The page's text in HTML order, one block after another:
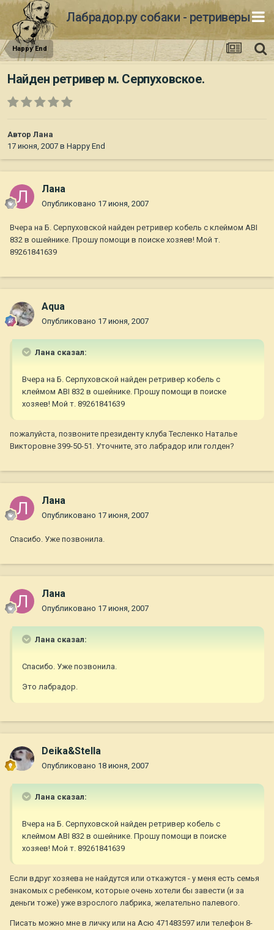
Лабрадор.ру собаки - ретриверы
Happy End
Найден ретривер м. Серпуховское.
Автор Лана
17 июня, 2007 в Happy End
Лана
Опубликовано 17 июня, 2007
Вчера на Б. Серпуховской найден ретривер кобель с клеймом ABI
832 в ошейнике. Прошу помощи в поиске хозяев! Мой т.
89261841639
Aqua
Опубликовано 17 июня, 2007
Лана сказал:
Вчера на Б. Серпуховской найден ретривер кобель с
клеймом ABI 832 в ошейнике. Прошу помощи в поиске
хозяев! Мой т. 89261841639
пожалуйста, позвоните президенту клуба Тесленко Наталье
Викторовне 399-50-51. Уточните, это лабрадор или голден?
Лана
Опубликовано 17 июня, 2007
Спасибо. Уже позвонила.
Лана
Опубликовано 17 июня, 2007
Лана сказал:
Спасибо. Уже позвонила.
Это лабрадор.
Deika&Stella
Опубликовано 18 июня, 2007
Лана сказал:
Вчера на Б. Серпуховской найден ретривер кобель с
клеймом ABI 832 в ошейнике. Прошу помощи в поиске
хозяев! Мой т. 89261841639
Если вдруг хозяева не найдутся или откажутся - у меня есть семья
знакомых с ребенком, которые очень хотели бы завести (и за
деньги тоже) уже взрослого лабрика, желательно палевого.
Писать можно мне в личку или на Асю 471483597 или телефон 8-